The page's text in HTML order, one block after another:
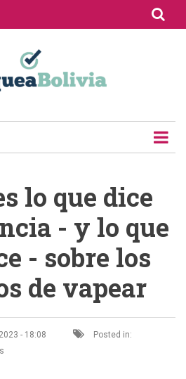
lo que dice
- y lo que
- sobre los
de vapear
- 18:08
Posted in: